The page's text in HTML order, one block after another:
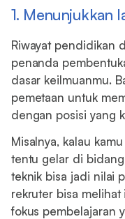
1. Menunjukkan
Riwayat pendidikan
penanda
dasar keilmuanmu.
pemetaan untuk
dengan posisi yang
Misalnya, kalau
tentu gelar di bidang
teknik bisa jadi nilai
rekruter bisa
fokus pembelajaran